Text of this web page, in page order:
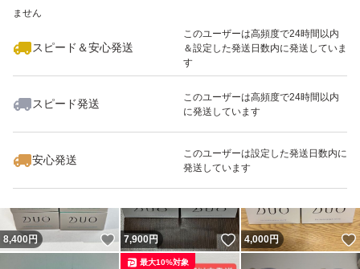
ません
スピード＆安心発送
このユーザーは高頻度で24時間以内
＆設定した発送日数内に発送していま
す
スピード発送
このユーザーは高頻度で24時間以内
に発送しています
安心発送
このユーザーは設定した発送日数内に
発送しています
いいね！
13,200
8,400円 いいね！
7,900円 いいね！
4,000円
最大10%対象